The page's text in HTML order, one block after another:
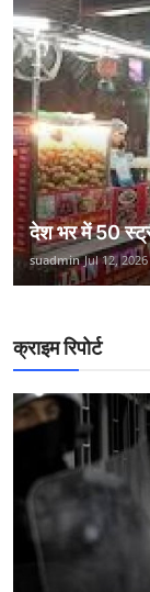
देश भर में 50
suadmin Jul 12, 2026
क्राइम रिपोर्ट